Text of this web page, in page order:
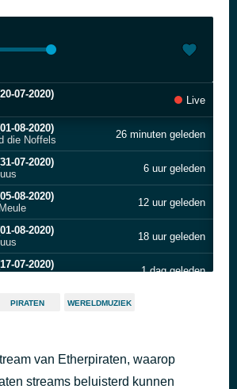
07-2020)
Live
08-2020)
die Noffels
26 minuten geleden
07-2020)
6 uur geleden
08-2020)
12 uur geleden
08-2020)
18 uur geleden
07-2020)
1 dag geleden
07-2020)
08-2020)
die Noffels
PIRATEN WERELDMUZIEK
van Etherpiraten, waarop
streams beluisterd kunnen